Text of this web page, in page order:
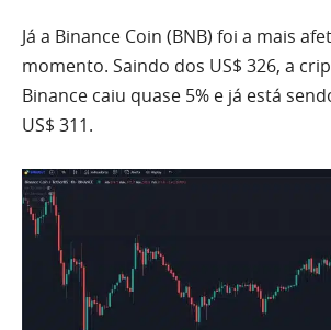
Já a Binance Coin (BNB) foi a mais
momento. Saindo dos US$ 326, a
Binance caiu quase 5% e já está
US$ 311.